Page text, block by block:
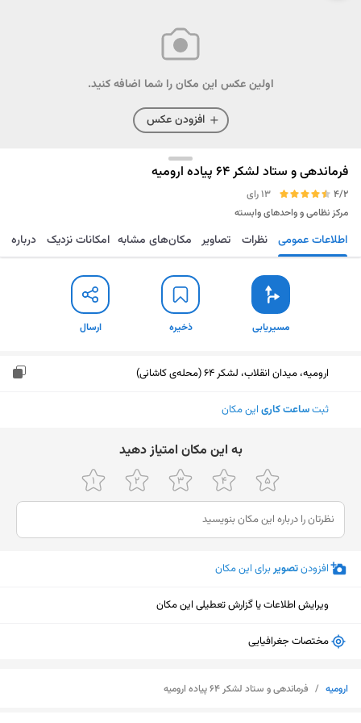
اولین عکس این مکان را شما اضافه کنید.
افزودن عکس
فرماندهی و ستاد لشکر 64 پیاده ارومیه
4/2
13 رای
مرکز نظامی و واحدهای وابسته
مسیریابی ذخیره ارسال اطلاعات عمومی نظرات تصاویر مکان‌های مشابه امکانات نزدیک درباره
مسیریابی ذخیره ارسال
ارومیه، میدان انقلاب، لشکر ۶۴ (محله‌ی کاشانی)
ثبتساعت کاری این مکان
ﺑﻪ اﯾﻦ ﻣﮑﺎن اﻣﺘﯿﺎز دﻫﯿﺪ
افزودنتصویربرای این مکان
ویرایش اطلاعات یا گزارش تعطیلی این مکان
مختصات جغرافیایی
ارومیه / فرماندهی و ستاد لشکر 64 پیاده ارومیه